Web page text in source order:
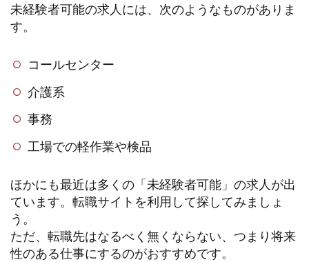
未経験者可能の求人には、次のようなものがありま
す。
コールセンター
介護系
事務
工場での軽作業や検品
ほかにも最近は多くの「未経験者可能」の求人が出
ています。転職サイトを利用して探してみましょ
う。
ただ、転職先はなるべく無くならない、つまり将来
性のある仕事にするのがおすすめです。